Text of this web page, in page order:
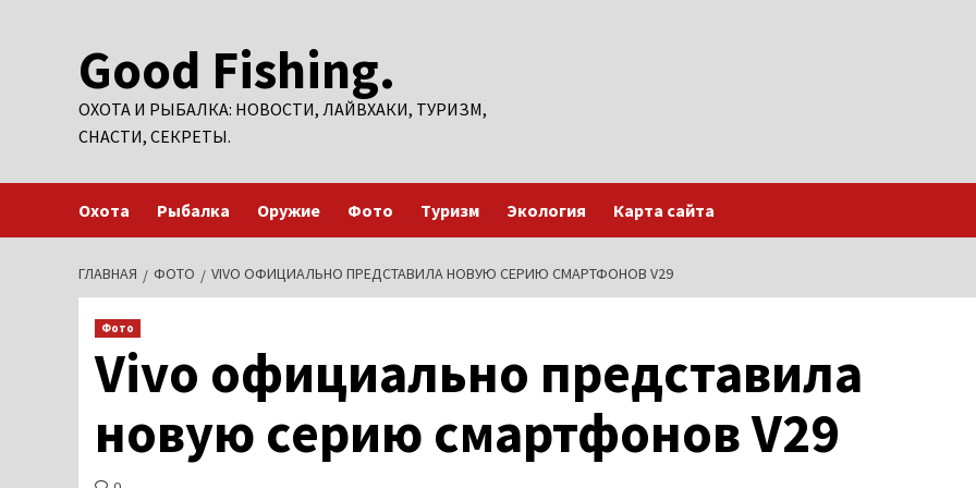
содержимомуGood Fishing.
ОХОТА И РЫБАЛКА: НОВОСТИ, ЛАЙВХАКИ, ТУРИЗМ,
СНАСТИ, СЕКРЕТЫ.
Охота Рыбалка Оружие Фото Туризм Экология Карта сайта
ГЛАВНАЯ ФОТО VIVO ОФИЦИАЛЬНО ПРЕДСТАВИЛА НОВУЮ СЕРИЮ СМАРТФОНОВ V29
Фото
Vivo официально представила
новую серию смартфонов V29